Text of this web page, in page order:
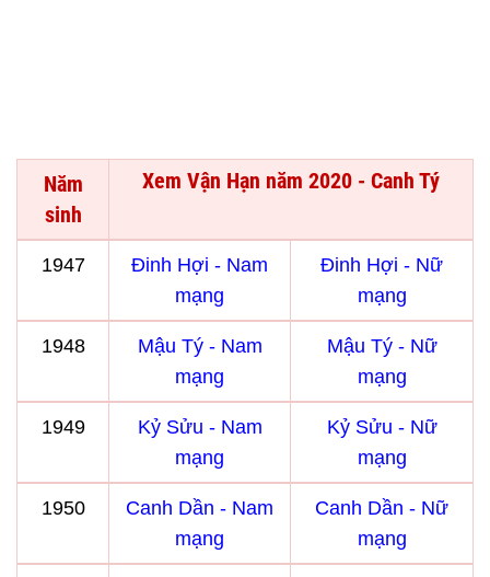
Năm
sinh
Xem Vận Hạn năm 2020 - Canh Tý
1947
Đinh Hợi - Nam
mạng
Đinh Hợi - Nữ
mạng
1948
Mậu Tý - Nam
mạng
Mậu Tý - Nữ
mạng
1949
Kỷ Sửu - Nam
mạng
Kỷ Sửu - Nữ
mạng
1950
Canh Dần - Nam
mạng
Canh Dần - Nữ
mạng